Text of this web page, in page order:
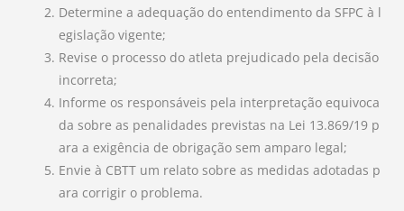
Determine a adequação do entendimento da SFPC à l
egislação vigente;
Revise o processo do atleta prejudicado pela decisão
incorreta;
Informe os responsáveis pela interpretação equivoca
da sobre as penalidades previstas na Lei 13.869/19 p
ara a exigência de obrigação sem amparo legal;
Envie à CBTT um relato sobre as medidas adotadas p
ara corrigir o problema.